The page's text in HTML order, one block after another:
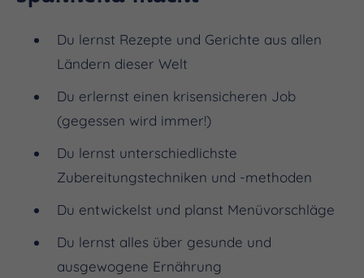
Du lernst Rezepte und Gerichte aus allen
Ländern dieser Welt
Du erlernst einen krisensicheren Job
(gegessen wird immer!)
Du lernst unterschiedlichste
Zubereitungstechniken und -methoden
Du entwickelst und planst Menüvorschläge
Du lernst alles über gesunde und
ausgewogene Ernährung